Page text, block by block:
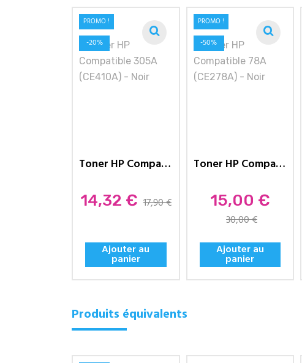
Toner HP Compatible 305A...
Prix
14,32 € 17,90 €
Ajouter au
panier
PROMO !
-20%
Toner HP Compatible 78A (CE278A)...
Prix
15,00 €
30,00 €
Ajouter au
panier
PROMO !
-50%
Produits équivalents